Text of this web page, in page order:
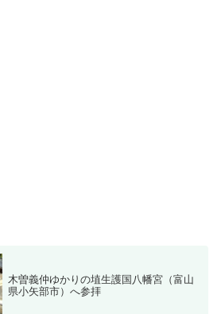
木曽義仲ゆかりの埴生護国八幡宮（富山
県小矢部市）へ参拝